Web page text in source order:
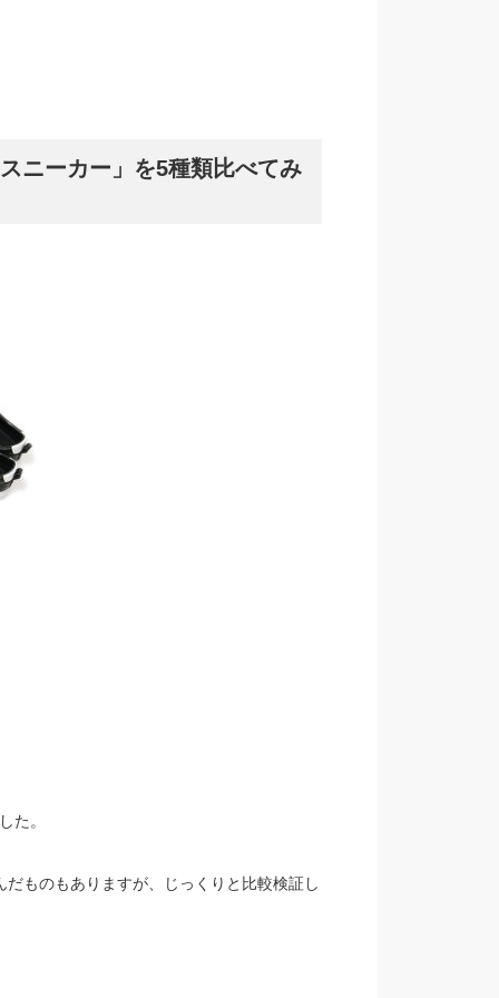
ニーカー」を5種類比べてみ
た。
ものもありますが、じっくりと比較検証し